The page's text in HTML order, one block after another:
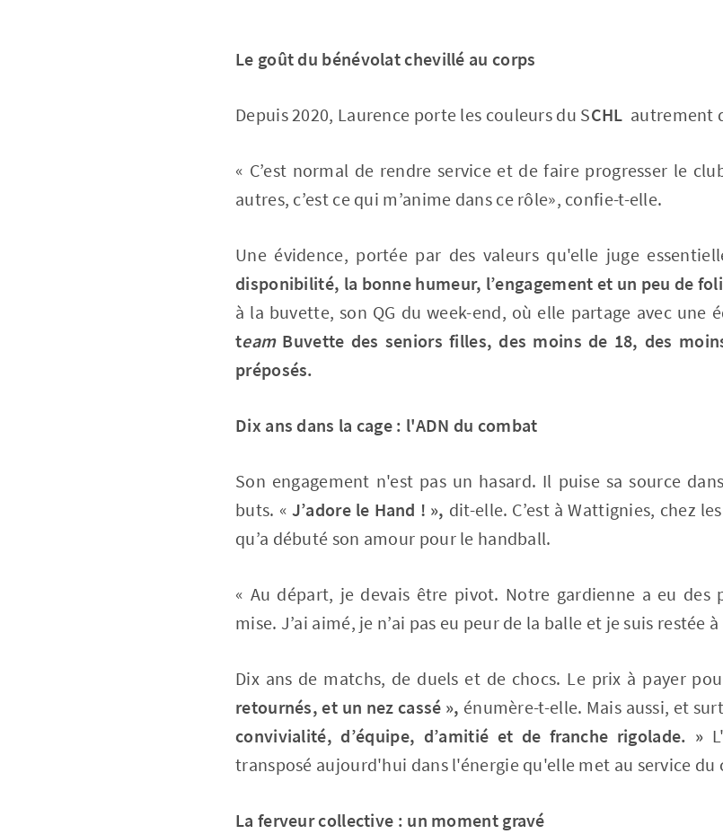
Le goût du bénévolat chevillé au corps
Depuis 2020, Laurence porte les couleurs du SCHL autrement
« C’est normal de rendre service et de faire progresser le
autres, c’est ce qui m’anime dans ce rôle», confie-t-elle.
Une évidence, portée par des valeurs qu'elle juge
disponibilité, la bonne humeur, l’engagement et un peu de
à la buvette, son QG du week-end, où elle partage avec une
team Buvette des seniors filles, des moins de 18, des
préposés.
Dix ans dans la cage : l'ADN du combat
Son engagement n'est pas un hasard. Il puise sa source
buts. « J’adore le Hand ! », dit-elle. C’est à Wattignies, chez
qu’a débuté son amour pour le handball.
« Au départ, je devais être pivot. Notre gardienne a eu des
mise. J’ai aimé, je n’ai pas eu peur de la balle et je suis restée
Dix ans de matchs, de duels et de chocs. Le prix à payer
retournés, et un nez cassé », énumère-t-elle. Mais aussi, et
convivialité, d’équipe, d’amitié et de franche rigolade. »
transposé aujourd'hui dans l'énergie qu'elle met au service du
La ferveur collective : un moment gravé